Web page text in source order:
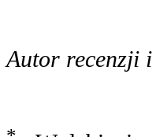
Autor recenzji i